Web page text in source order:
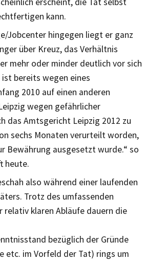
kann.
Jobcenter hingegen liegt er ganz
über Kreuz, das Verhältnis
mehr oder minder deutlich vor sich
bereits wegen eines
2010 auf einen anderen
wegen gefährlicher
das Amtsgericht Leipzig 2012 zu
sechs Monaten verurteilt worden,
Bewährung ausgesetzt wurde.“ so
heute.
also während einer laufenden
Trotz des umfassenden
relativ klaren Abläufe dauern die
bezüglich der Gründe
etc. im Vorfeld der Tat) rings um